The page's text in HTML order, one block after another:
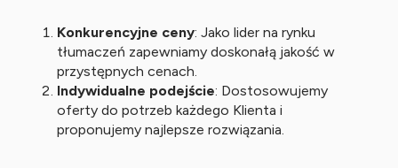
Konkurencyjne ceny: Jako lider na rynku
tłumaczeń zapewniamy doskonałą jakość w
przystępnych cenach.
Indywidualne podejście: Dostosowujemy
oferty do potrzeb każdego Klienta i
proponujemy najlepsze rozwiązania.